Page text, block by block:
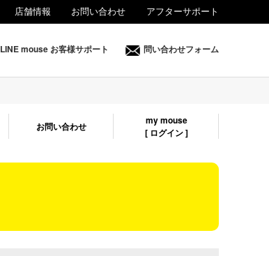
店舗情報 お問い合わせ
アフターサポート
法人様向け
LINE mouse お客様サポート 問い合わせフォーム
お問い合わせ
my mouse
[ ログイン ]